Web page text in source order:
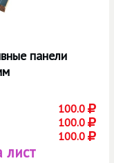
панели
100.0
100.0
100.0
лист